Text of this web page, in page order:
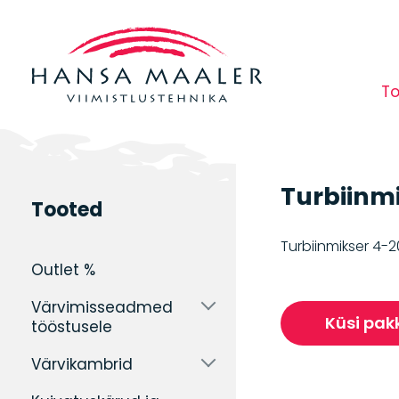
KAITSEVARUSTUS
Lahusti
destillaatorid
Tooted
Outlet %
Värvimisseadmed
tööstusele
Värvikambrid
Turbiinmikser 4-
Küsi